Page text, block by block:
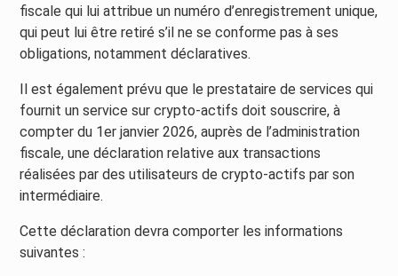
fiscale qui lui attribue un numéro d’enregistrement unique,
qui peut lui être retiré s’il ne se conforme pas à ses
obligations, notamment déclaratives.
Il est également prévu que le prestataire de services qui
fournit un service sur crypto-actifs doit souscrire, à
compter du 1er janvier 2026, auprès de l’administration
fiscale, une déclaration relative aux transactions
réalisées par des utilisateurs de crypto-actifs par son
intermédiaire.
Cette déclaration devra comporter les informations
suivantes :